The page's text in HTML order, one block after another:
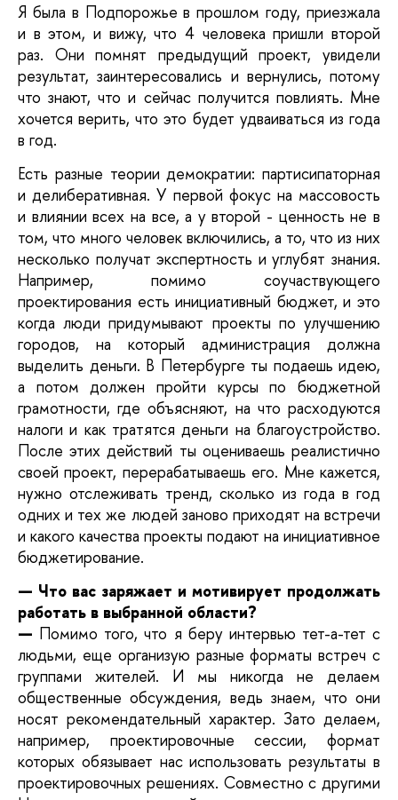
Я была в Подпорожье в прошлом году, приезжала
и в этом, и вижу, что 4 человека пришли второй
раз. Они помнят предыдущий проект, увидели
результат, заинтересовались и вернулись, потому
что знают, что и сейчас получится повлиять. Мне
хочется верить, что это будет удваиваться из года
в год.
Есть разные теории демократии: партисипаторная
и делиберативная. У первой фокус на массовость
и влиянии всех на все, а у второй - ценность не в
том, что много человек включились, а то, что из них
несколько получат экспертность и углубят знания.
Например, помимо соучаствующего
проектирования есть инициативный бюджет, и это
когда люди придумывают проекты по улучшению
городов, на который администрация должна
выделить деньги. В Петербурге ты подаешь идею,
а потом должен пройти курсы по бюджетной
грамотности, где объясняют, на что расходуются
налоги и как тратятся деньги на благоустройство.
После этих действий ты оцениваешь реалистично
своей проект, перерабатываешь его. Мне кажется,
нужно отслеживать тренд, сколько из года в год
одних и тех же людей заново приходят на встречи
и какого качества проекты подают на инициативное
бюджетирование.
— Что вас заряжает и мотивирует продолжать
работать в выбранной области?
— Помимо того, что я беру интервью тет-а-тет с
людьми, еще организую разные форматы встреч с
группами жителей. И мы никогда не делаем
общественные обсуждения, ведь знаем, что они
носят рекомендательный характер. Зато делаем,
например, проектировочные сессии, формат
которых обязывает нас использовать результаты в
проектировочных решениях. Совместно с другими